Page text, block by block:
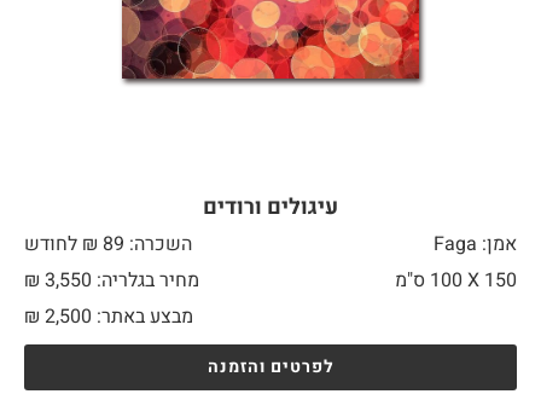
עיגולים ורודים
אמן: Faga
השכרה: 89 ₪ לחודש
150 X
מחיר בגלריה: 3,550 ₪
מבצע באתר:
₪ 2,500
לפרטים והזמנה